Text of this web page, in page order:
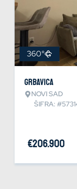
360°
Grbavica
NOVI SAD
ŠIFRA:
€206.900